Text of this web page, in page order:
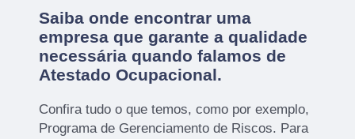
Saiba onde encontrar uma
empresa que garante a qualidade
necessária quando falamos de
Atestado Ocupacional.
Confira tudo o que temos, como por exemplo,
Programa de Gerenciamento de Riscos. Para